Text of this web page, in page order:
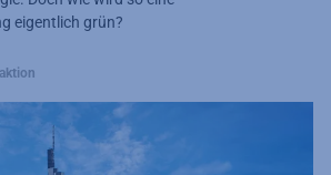
eigentlich grün?